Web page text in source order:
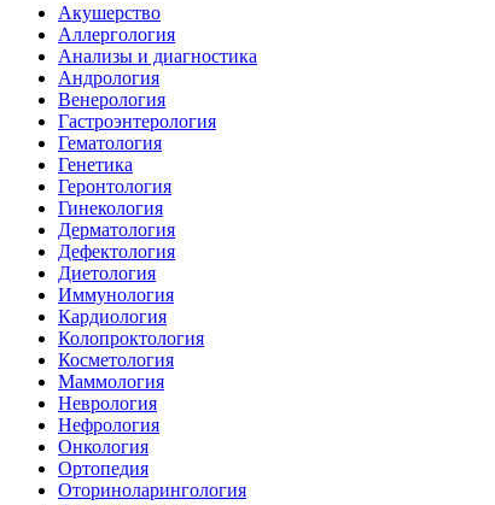
Акушерство
Аллергология
Анализы и диагностика
Андрология
Венерология
Гастроэнтерология
Гематология
Генетика
Геронтология
Гинекология
Дерматология
Дефектология
Диетология
Иммунология
Кардиология
Колопроктология
Косметология
Маммология
Неврология
Нефрология
Онкология
Ортопедия
Оториноларингология